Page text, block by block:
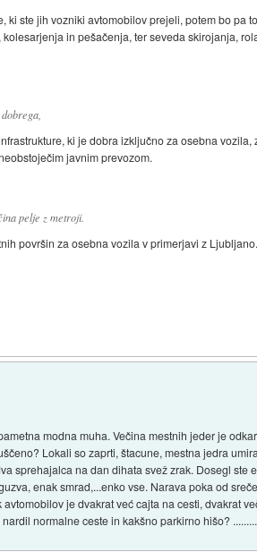
ste jih vozniki avtomobilov prejeli, potem bo pa
in pešačenja, ter seveda skirojanja,
ki je dobra izključno za osebna
javnim prevozom.
pelje z metroji.
površin za osebna vozila v primerjavi z
modna muha. Večina mestnih jeder je
Lokali so zaprti, štacune, mestna jedra
sprehajalca na dan dihata svež zrak. Dosegl ste
enak smrad,...enko vse. Narava poka od
je dvakrat već cajta na cesti, dvakrat
normalne ceste in kakšno parkirno hišo?